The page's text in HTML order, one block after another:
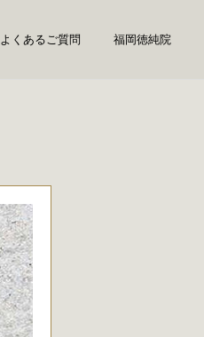
よくあるご質問 福岡徳純院